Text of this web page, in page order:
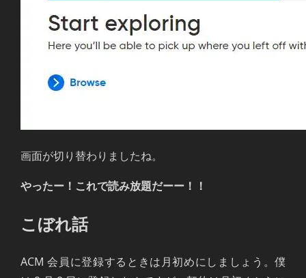
画面が切り替わりましたね。
やったー！これで読み放題だーー！！
こぼれ話
ACM 会員に登録するときは月初めにしましょう。僕